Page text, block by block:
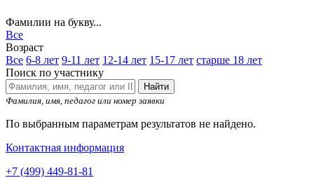
Фамилии на букву...
Все
Возраст
Все 6-8 лет 9-11 лет 12-14 лет 15-17 лет старше 18 лет
Поиск по участнику
Найти
Фамилия, имя, педагог или номер заявки
По выбранным параметрам результатов не найдено.
Контактная информация
+7 (499) 449-81-81